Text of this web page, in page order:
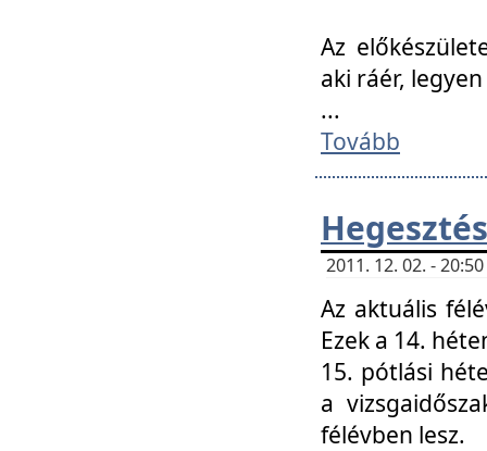
Az
aki ráér,
...
Tovább
2011. 12. 02. -
Az aktuális
Ezek a 14.
15. pótlási
a
félévben lesz.